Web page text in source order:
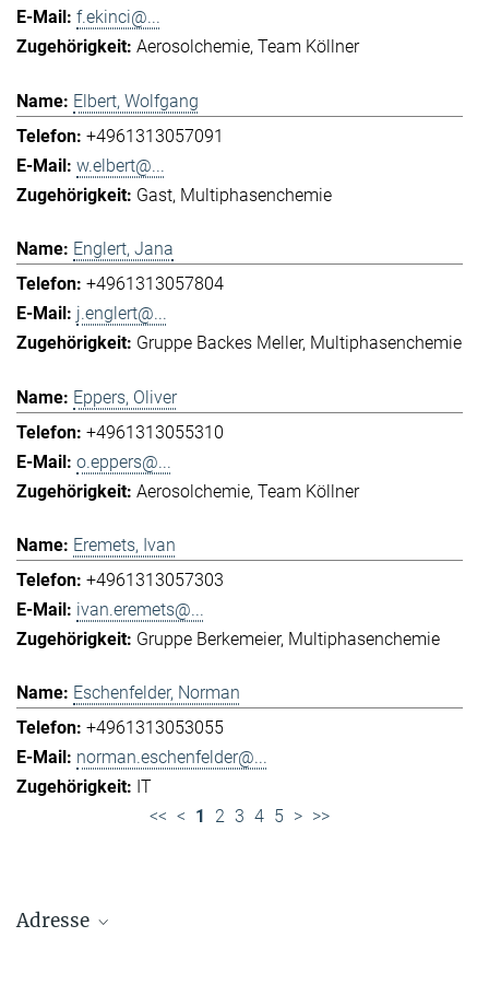
f.ekinci@...
Aerosolchemie Team Köllner
Elbert, Wolfgang
+4961313057091
w.elbert@...
Gast Multiphasenchemie
Englert, Jana
+4961313057804
j.englert@...
Gruppe Backes Meller Multiphasenchemie
Eppers, Oliver
+4961313055310
o.eppers@...
Aerosolchemie Team Köllner
Eremets, Ivan
+4961313057303
ivan.eremets@...
Gruppe Berkemeier Multiphasenchemie
Eschenfelder, Norman
+4961313053055
norman.eschenfelder@...
IT
<< < 1 2 3 4 5 > >>
Adresse